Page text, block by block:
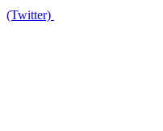
(Twitter)